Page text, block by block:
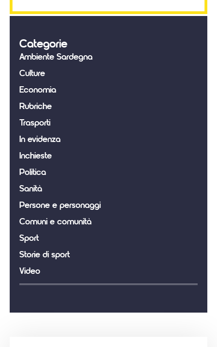
Categorie
Ambiente Sardegna
Culture
Economia
Rubriche
Trasporti
In evidenza
Inchieste
Politica
Sanità
Persone e personaggi
Comuni e comunità
Sport
Storie di sport
Video